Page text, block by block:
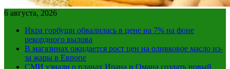
6 августа, 2026
Икра горбуши обвалилась в цене на 7% на фоне
рекордного вылова
В магазинах ожидается рост цен на оливковое масло из-
за жары в Европе
СМИ узнали о планах Ирана и Омана создать новый